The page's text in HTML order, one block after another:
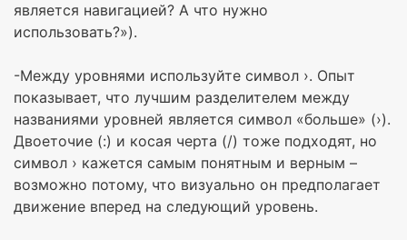
является навигацией? А что нужно
использовать?»).
-Между уровнями используйте символ ›. Опыт
показывает, что лучшим разделителем между
названиями уровней является символ «больше» (›).
Двоеточие (:) и косая черта (/) тоже подходят, но
символ › кажется самым понятным и верным –
возможно потому, что визуально он предполагает
движение вперед на следующий уровень.